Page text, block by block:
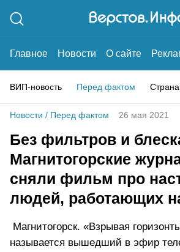
Главное Новости О сайте
ВИП-новость Перед фактом
Новости / Перед фактом 26 мая 2021
Без фильтров и
Магнитогорские
сняли фильм про
людей, работающих
Магнитогорск. «Взрывая
называется вышедший в эфир